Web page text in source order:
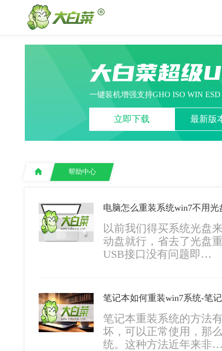
大白菜超级
一键装机增强支持GHO ISO WIN
立即下载 最新版
帮助中心
以前我们得买系统光盘
动盘就行，省去了光盘
USB接口没有问题即…
笔记本如何重装win7系统-笔
笔记本重装系统的方法
坏，可以正常使用，那
统。这种方法近年来非